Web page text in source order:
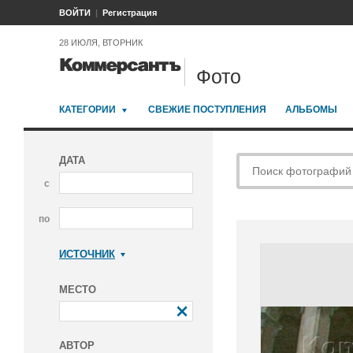
ВОЙТИ Регистрация
28 ИЮЛЯ, ВТОРНИК
Фото
КАТЕГОРИИ СВЕЖИЕ ПОСТУПЛЕНИЯ АЛЬБОМЫ
ДАТА
с
по
ИСТОЧНИК
МЕСТО
АВТОР